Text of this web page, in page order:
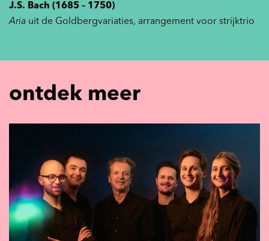
J.S. Bach (1685 – 1750)
Aria uit de Goldbergvariaties, arrangement voor strijktrio
ontdek meer